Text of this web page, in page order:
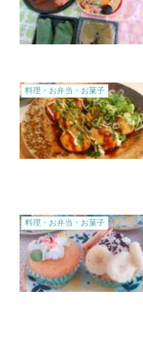
料理・お弁当・お菓子
料理・お弁当・お菓子